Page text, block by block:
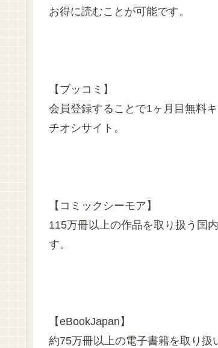
お得に読むことが可能です。
【ブッコミ】
会員登録することで1ヶ月目無料
チオシサイト。
【コミックシーモア】
115万冊以上の作品を取り扱う国
す。
【eBookJapan】
約75万冊以上の電子書籍を取り